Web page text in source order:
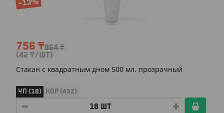
-13%
756 ₸864₸
(42 ₸/ШТ)
Стакан c квадратным дном 500 мл. прозрачный
УП (18) КОР (432)